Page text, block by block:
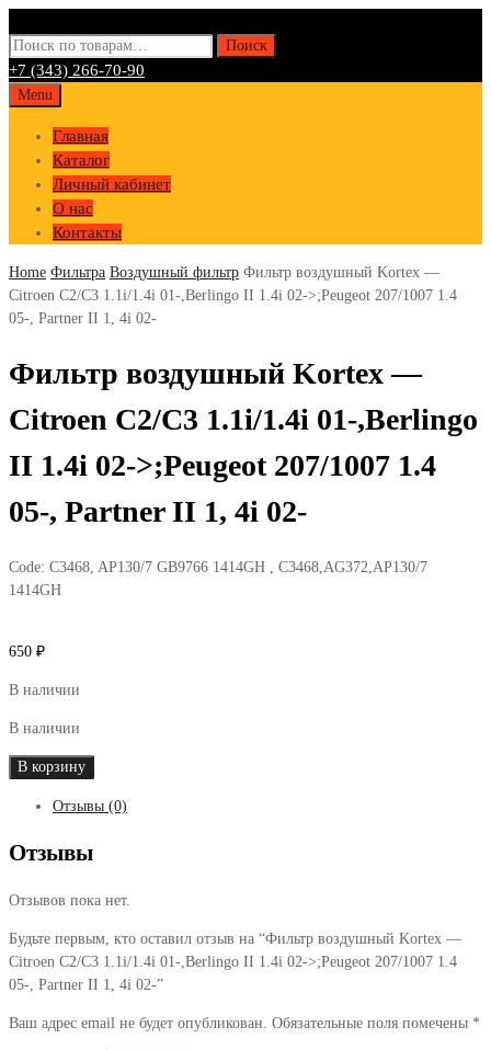
Искать: Поиск
+7 (343) 266-70-90
Skip
content
Menu
Главная
Каталог
Личный кабинет
О нас
Контакты
Home Фильтра Воздушный фильтр Фильтр воздушный Kortex —
Citroen C2/C3 1.1i/1.4i 01-,Berlingo II 1.4i 02->;Peugeot 207/1007 1.4
05-, Partner II 1, 4i 02-
Фильтр воздушный Kortex —
Citroen C2/C3 1.1i/1.4i 01-,Berlingo
II 1.4i 02->;Peugeot 207/1007 1.4
05-, Partner II 1, 4i 02-
Code: C3468, AP130/7 GB9766 1414GH , C3468,AG372,AP130/7
1414GH
650 ₽
В наличии
В наличии
Количество
Фильтр
Kortex
Citroen
1.1i/1.4i
01-,Berlingo
II
1.4i
В корзину
Отзывы (0)
Отзывы
Отзывов пока нет.
Будьте первым, кто оставил отзыв на “Фильтр воздушный Kortex —
Citroen C2/C3 1.1i/1.4i 01-,Berlingo II 1.4i 02->;Peugeot 207/1007 1.4
05-, Partner II 1, 4i 02-”
Ваш адрес email не будет опубликован. Обязательные поля помечены *